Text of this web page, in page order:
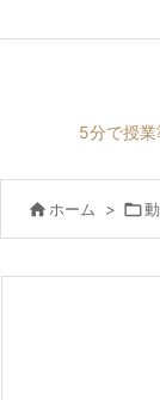
5分で授業
 ホーム > 